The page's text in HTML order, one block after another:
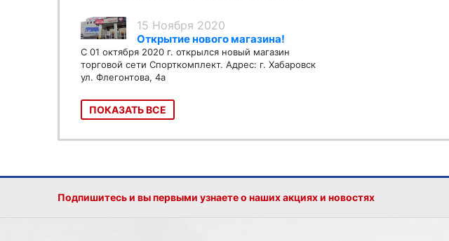
15 Ноября 2020
Открытие нового магазина!
С 01 октября 2020 г. открылся новый магазин
торговой сети Спорткомплект. Адрес: г. Хабаровск
ул. Флегонтова, 4а
ПОКАЗАТЬ ВСЕ
Подпишитесь и вы первыми узнаете о наших акциях и новостях